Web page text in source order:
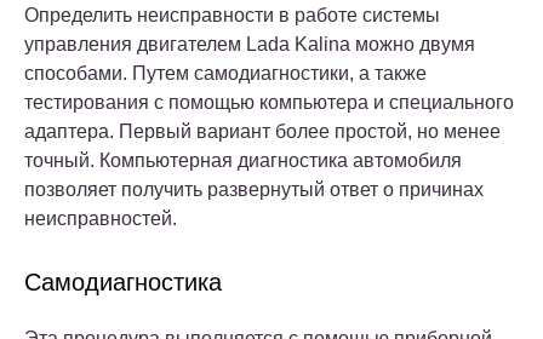
Определить неисправности в работе системы
управления двигателем Lada Kalina можно двумя
способами. Путем самодиагностики, а также
тестирования с помощью компьютера и специального
адаптера. Первый вариант более простой, но менее
точный. Компьютерная диагностика автомобиля
позволяет получить развернутый ответ о причинах
неисправностей.
Самодиагностика